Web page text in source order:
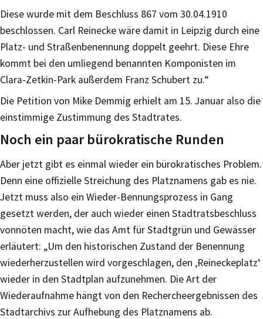
Diese wurde mit dem Beschluss 867 vom 30.04.1910
beschlossen. Carl Reinecke wäre damit in Leipzig durch eine
Platz- und Straßenbenennung doppelt geehrt. Diese Ehre
kommt bei den umliegend benannten Komponisten im
Clara-Zetkin-Park außerdem Franz Schubert zu.“
Die Petition von Mike Demmig erhielt am 15. Januar also die
einstimmige Zustimmung des Stadtrates.
Noch ein paar bürokratische Runden
Aber jetzt gibt es einmal wieder ein bürokratisches Problem.
Denn eine offizielle Streichung des Platznamens gab es nie.
Jetzt muss also ein Wieder-Bennungsprozess in Gang
gesetzt werden, der auch wieder einen Stadtratsbeschluss
vonnöten macht, wie das Amt für Stadtgrün und Gewässer
erläutert: „Um den historischen Zustand der Benennung
wiederherzustellen wird vorgeschlagen, den ‚Reineckeplatz‘
wieder in den Stadtplan aufzunehmen. Die Art der
Wiederaufnahme hängt von den Rechercheergebnissen des
Stadtarchivs zur Aufhebung des Platznamens ab.